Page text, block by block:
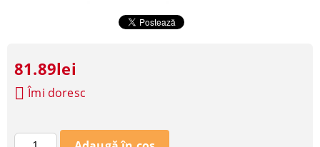
81.89lei
Îmi doresc